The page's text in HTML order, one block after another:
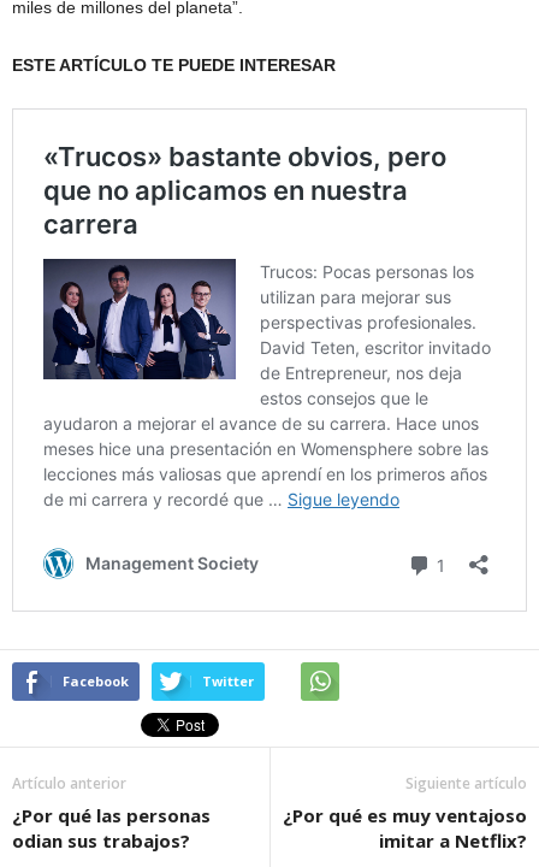
miles de millones del planeta”.
ESTE ARTÍCULO TE PUEDE INTERESAR
Facebook Twitter
Artículo anterior
¿Por qué las personas
odian sus trabajos?
Siguiente artículo
¿Por qué es muy ventajoso
imitar a Netflix?